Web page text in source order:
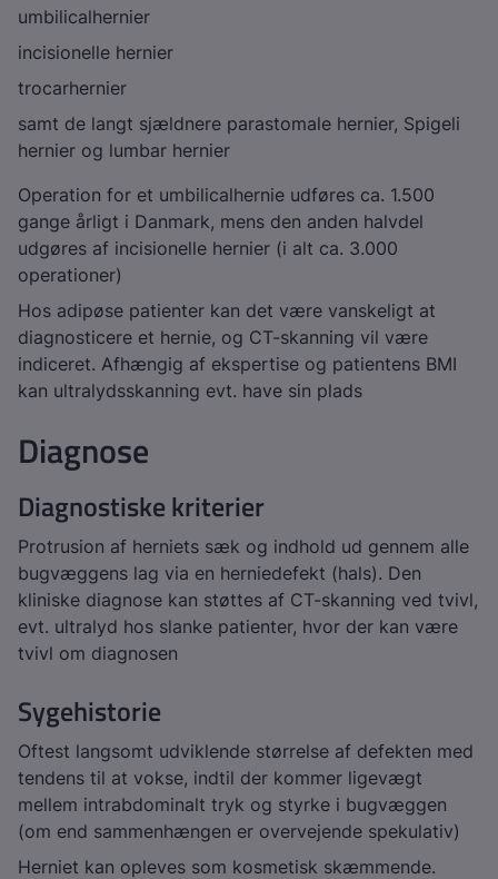
umbilicalhernier
incisionelle hernier
trocarhernier
samt de langt sjældnere parastomale hernier, Spigeli
hernier og lumbar hernier
Operation for et umbilicalhernie udføres ca. 1.500
gange årligt i Danmark, mens den anden halvdel
udgøres af incisionelle hernier (i alt ca. 3.000
operationer)
Hos adipøse patienter kan det være vanskeligt at
diagnosticere et hernie, og CT-skanning vil være
indiceret. Afhængig af ekspertise og patientens BMI
kan ultralydsskanning evt. have sin plads
Diagnose
Diagnostiske kriterier
Protrusion af herniets sæk og indhold ud gennem alle
bugvæggens lag via en herniedefekt (hals). Den
kliniske diagnose kan støttes af CT-skanning ved tvivl,
evt. ultralyd hos slanke patienter, hvor der kan være
tvivl om diagnosen
Sygehistorie
Oftest langsomt udviklende størrelse af defekten med
tendens til at vokse, indtil der kommer ligevægt
mellem intrabdominalt tryk og styrke i bugvæggen
(om end sammenhængen er overvejende spekulativ)
Herniet kan opleves som kosmetisk skæmmende.